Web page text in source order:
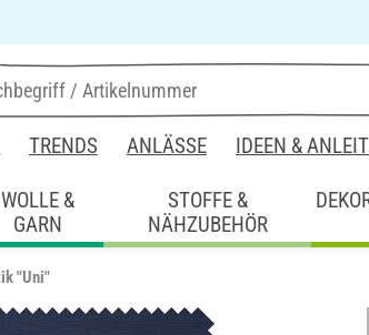
TRENDS ANLÄSSE IDEEN &
WOLLE &
GARN
STOFFE &
NÄHZUBEHÖR
"Uni"